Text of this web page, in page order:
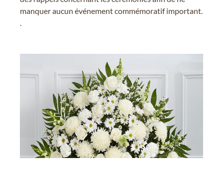
manquer aucun événement commémoratif important.